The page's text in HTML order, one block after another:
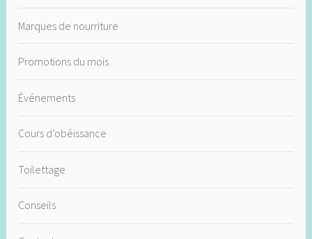
Marques de nourriture
Promotions du mois
Événements
Cours d’obéissance
Toilettage
Conseils